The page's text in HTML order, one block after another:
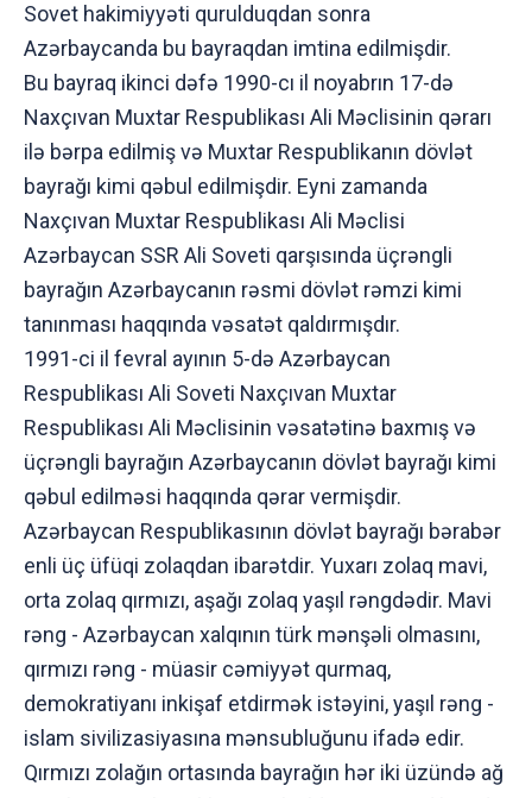
Sovet hakimiyyəti qurulduqdan sonra
Azərbaycanda bu bayraqdan imtina edilmişdir.
Bu bayraq ikinci dəfə 1990-cı il noyabrın 17-də
Naxçıvan Muxtar Respublikası Ali Məclisinin qərarı
ilə bərpa edilmiş və Muxtar Respublikanın dövlət
bayrağı kimi qəbul edilmişdir. Eyni zamanda
Naxçıvan Muxtar Respublikası Ali Məclisi
Azərbaycan SSR Ali Soveti qarşısında üçrəngli
bayrağın Azərbaycanın rəsmi dövlət rəmzi kimi
tanınması haqqında vəsatət qaldırmışdır.
1991-ci il fevral ayının 5-də Azərbaycan
Respublikası Ali Soveti Naxçıvan Muxtar
Respublikası Ali Məclisinin vəsatətinə baxmış və
üçrəngli bayrağın Azərbaycanın dövlət bayrağı kimi
qəbul edilməsi haqqında qərar vermişdir.
Azərbaycan Respublikasının dövlət bayrağı bərabər
enli üç üfüqi zolaqdan ibarətdir. Yuxarı zolaq mavi,
orta zolaq qırmızı, aşağı zolaq yaşıl rəngdədir. Mavi
rəng - Azərbaycan xalqının türk mənşəli olmasını,
qırmızı rəng - müasir cəmiyyət qurmaq,
demokratiyanı inkişaf etdirmək istəyini, yaşıl rəng -
islam sivilizasiyasına mənsubluğunu ifadə edir.
Qırmızı zolağın ortasında bayrağın hər iki üzündə ağ